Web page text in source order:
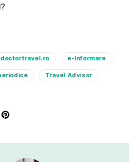
doctortravel.ro e-Informare
Travel Advisor